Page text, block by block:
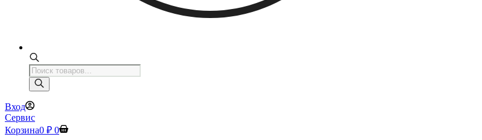
Поиск
товаров
Вход
Сервис
Корзина0 ₽ 0